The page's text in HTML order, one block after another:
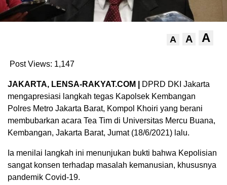
A A A
Post Views: 1,147
JAKARTA, LENSA-RAKYAT.COM |
DPRD DKI Jakarta
mengapresiasi langkah tegas Kapolsek Kembangan
Polres Metro Jakarta Barat, Kompol Khoiri yang berani
membubarkan acara Tea Tim di Universitas Mercu Buana,
Kembangan, Jakarta Barat, Jumat (18/6/2021) lalu.
Ia menilai langkah ini menunjukan bukti bahwa Kepolisian
sangat konsen terhadap masalah kemanusian, khususnya
pandemik Covid-19.